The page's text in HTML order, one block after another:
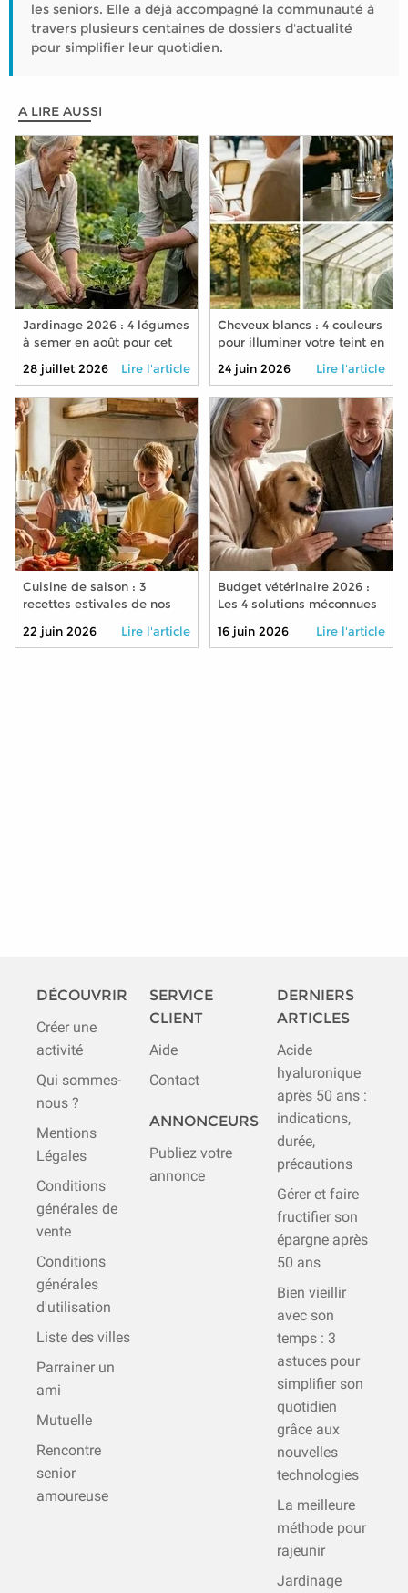
les seniors. Elle a déjà accompagné la communauté à
travers plusieurs centaines de dossiers d'actualité
pour simplifier leur quotidien.
A LIRE AUSSI
Jardinage 2026 : 4 légumes
à semer en août pour cet
28 juillet 2026 Lire l'article
Cheveux blancs : 4 couleurs
pour illuminer votre teint en
24 juin 2026 Lire l'article
Cuisine de saison : 3
recettes estivales de nos
transmettre à vos petits-
22 juin 2026 Lire l'article
Budget vétérinaire 2026 :
Les 4 solutions méconnues
moindre coût
16 juin 2026 Lire l'article
DÉCOUVRIR
Créer une
activité
Qui sommes-
nous ?
Mentions
Légales
Conditions
générales de
vente
Conditions
générales
d'utilisation
Liste des villes
Parrainer un
ami
Mutuelle
Rencontre
senior
amoureuse
SERVICE
CLIENT
Aide
Contact
ANNONCEURS
Publiez votre
annonce
DERNIERS
ARTICLES
Acide
hyaluronique
après 50 ans :
indications,
durée,
précautions
Gérer et faire
fructifier son
épargne après
50 ans
Bien vieillir
avec son
temps : 3
astuces pour
simplifier son
quotidien
grâce aux
nouvelles
technologies
La meilleure
méthode pour
rajeunir
Jardinage